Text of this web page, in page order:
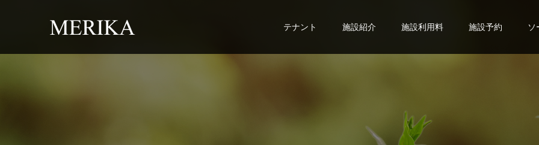
テナント 施設紹介 施設利用料 施設予約 ソ